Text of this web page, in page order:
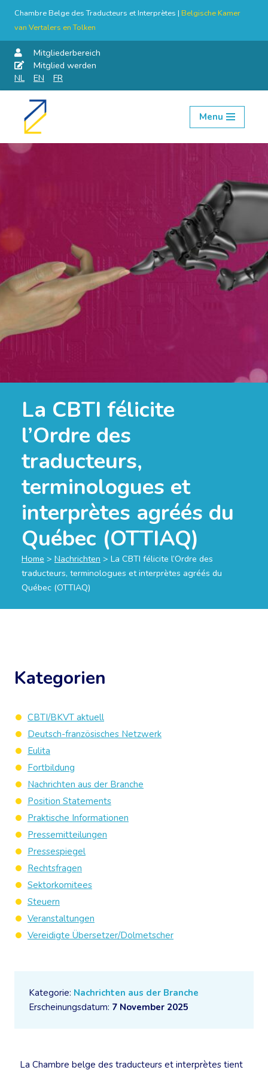
Chambre Belge des Traducteurs et Interprètes | Belgische Kamer
van Vertalers en Tolken
Mitgliederbereich
Mitglied werden
NL
EN FR
Skip
content
Menu
La CBTI félicite
l’Ordre des
traducteurs,
terminologues et
interprètes agréés du
Québec (OTTIAQ)
Home > Nachrichten > La CBTI félicite l’Ordre des
traducteurs, terminologues et interprètes agréés du
Québec (OTTIAQ)
Kategorie: Nachrichten aus der Branche
Erscheinungsdatum: 7 November 2025
La Chambre belge des traducteurs et interprètes tient
Kategorien
CBTI/BKVT aktuell
Deutsch-französisches Netzwerk
Eulita
Fortbildung
Nachrichten aus der Branche
Position Statements
Praktische Informationen
Pressemitteilungen
Pressespiegel
Rechtsfragen
Sektorkomitees
Steuern
Veranstaltungen
Vereidigte Übersetzer/Dolmetscher